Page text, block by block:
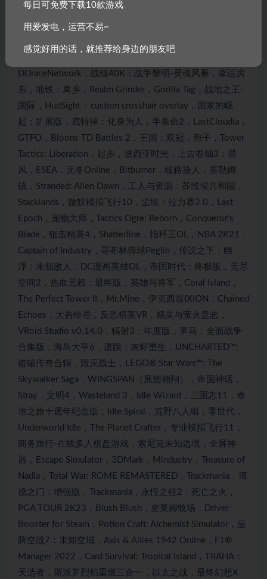
每日可免费下载10款游戏
用爱发电，运营不易~
感觉好用的话，就推荐给身边的朋友吧